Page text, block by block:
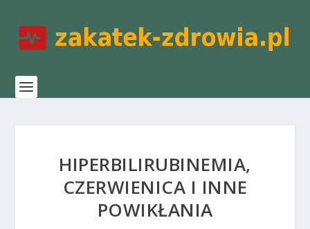
HIPERBILIRUBINEMIA,
CZERWIENICA I INNE
POWIKŁANIA